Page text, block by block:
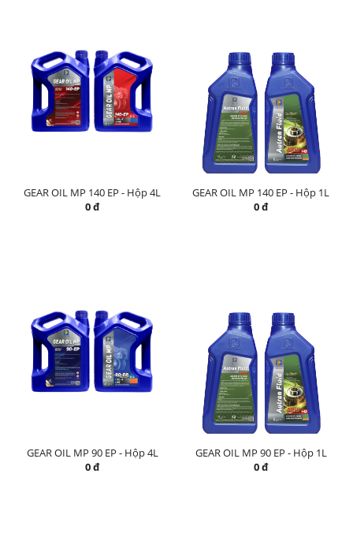
GEAR OIL MP 140 EP - Hộp 4L
0 đ
GEAR OIL MP 140 EP - Hộp 1L
0 đ
GEAR OIL MP 90 EP - Hộp 4L
0 đ
GEAR OIL MP 90 EP - Hộp 1L
0 đ